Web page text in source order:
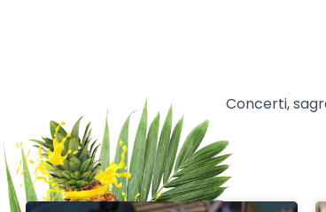
Concerti,